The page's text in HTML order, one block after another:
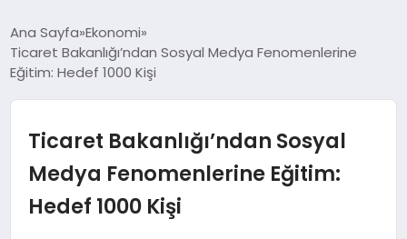
GÜNDEM
EKONOMI
SPOR
Ana Sayfa Ekonomi
Ticaret Bakanlığı’ndan Sosyal Medya Fenomenlerine
Eğitim: Hedef 1000 Kişi
Ticaret Bakanlığı’ndan Sosyal
Medya Fenomenlerine Eğitim:
Hedef 1000 Kişi